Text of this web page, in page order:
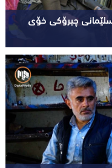
چیرۆکی خۆی